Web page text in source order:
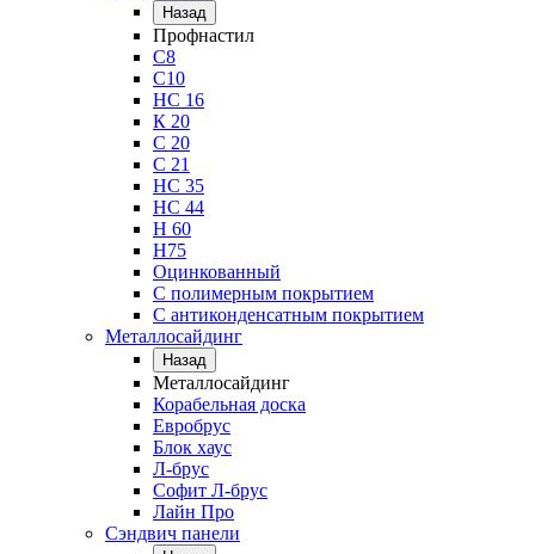
Назад
Профнастил
С8
С10
НС 16
К 20
С 20
С 21
НС 35
НС 44
Н 60
Н75
Оцинкованный
С полимерным покрытием
С антиконденсатным покрытием
Металлосайдинг
Назад
Металлосайдинг
Корабельная доска
Евробрус
Блок хаус
Л-брус
Софит Л-брус
Лайн Про
Сэндвич панели